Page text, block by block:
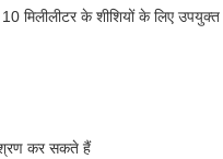
10 मिलीलीटर के शीशियों के लिए उपयुक्त
कर सकते हैं